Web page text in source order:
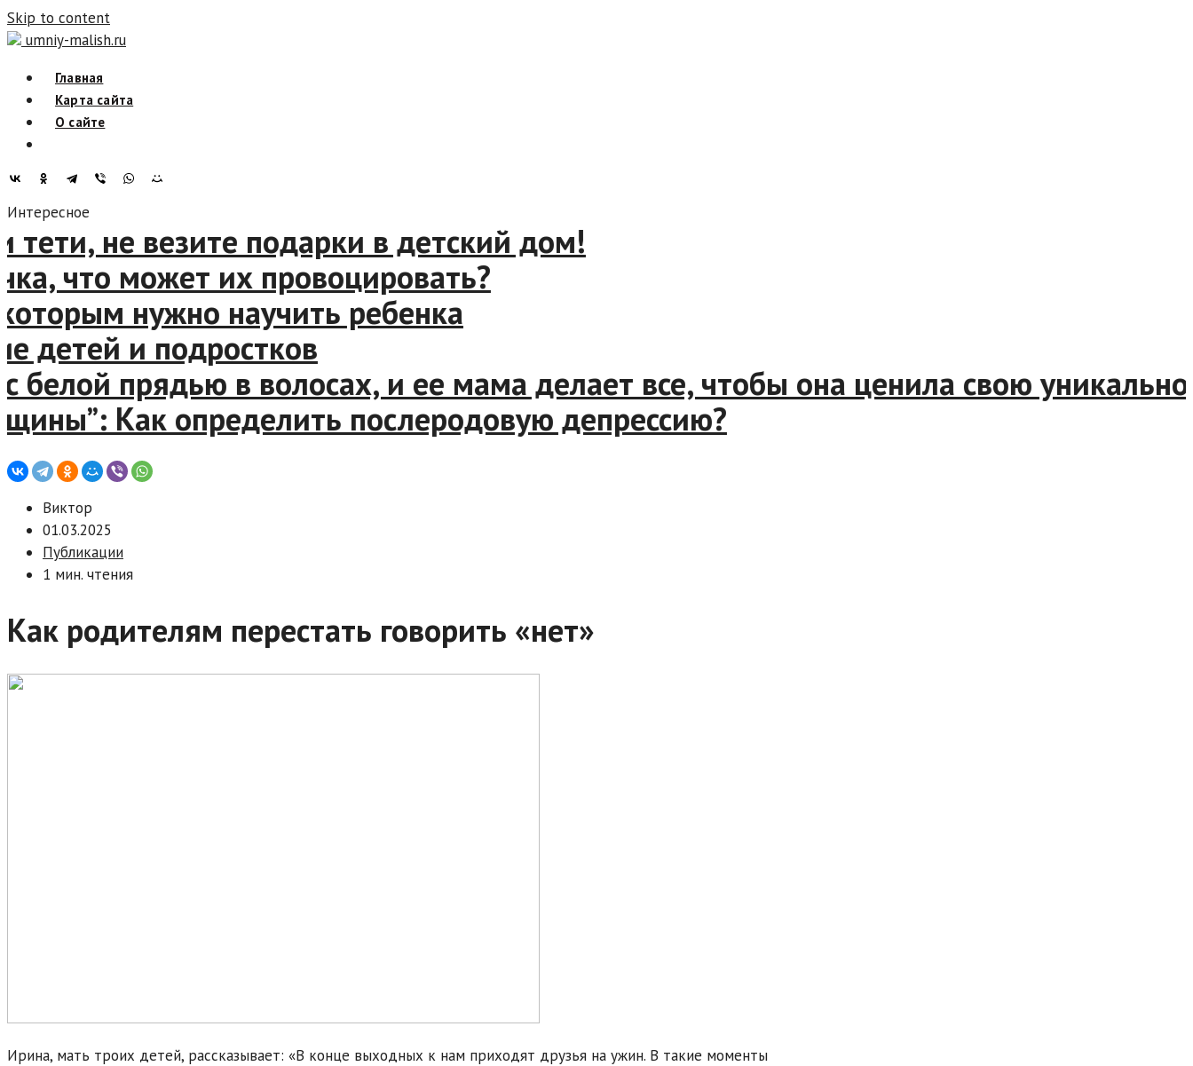
Skip to content
umniy-malish.ru
Главная
Карта сайта
О сайте
Интересное
не везите подарки в детский дом!
что может их провоцировать?
нужно научить ребенка
и подростков
прядью в волосах, и ее мама делает все, чтобы она ценила свою
Как определить послеродовую депрессию?
Виктор
01.03.2025
Публикации
1 мин. чтения
Как родителям перестать говорить «нет»
Ирина, мать троих детей, рассказывает: «В конце выходных к нам приходят друзья на ужин. В такие моменты